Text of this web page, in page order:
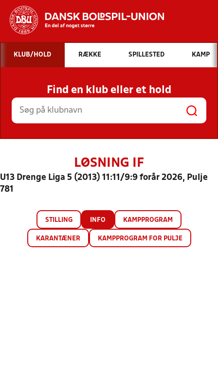
Hvad vil du søge efter?
INDHOLD OG NYHEDER
STILLINGER, RESULTATER, KLUBBER OG
HOLD
KLUB/HOLD RÆKKE SPILLESTED KAMP
Find en klub eller et hold
LØSNING IF
U13 Drenge Liga 5 (2013) 11:11/9:9 forår 2026, Pulje
781
STILLING INFO KAMPPROGRAM
KARANTÆNER KAMPPROGRAM FOR PULJE